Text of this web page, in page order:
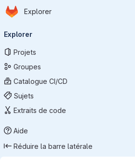
Passer au contenu principal
Page d'accueil
Explorer
principale
Explorer
Projets
Groupes
Catalogue CI/CD
Sujets
Extraits de code
Aide
Réduire la barre latérale